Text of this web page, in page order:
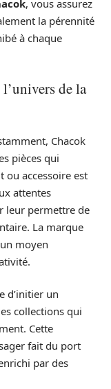
, vous assurez
la pérennité
à chaque
de la
Chacok
pièces qui
ou accessoire est
attentes
leur permettre de
La marque
moyen
d’initier un
collections qui
Cette
fait du port
par des